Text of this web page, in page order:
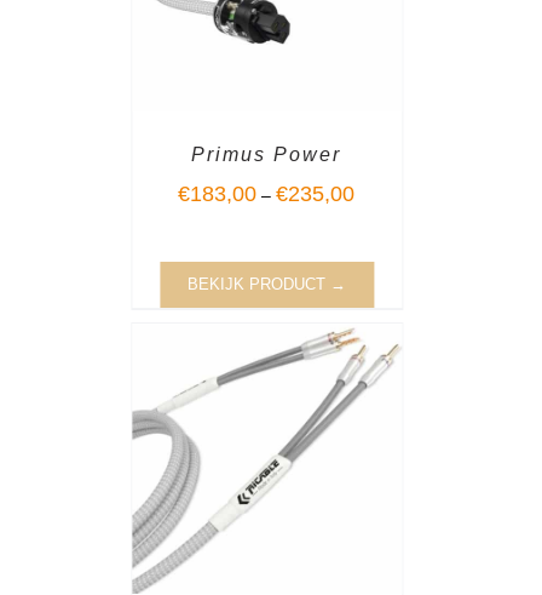
Primus Power
€183,00 –€235,00
BEKIJK PRODUCT →